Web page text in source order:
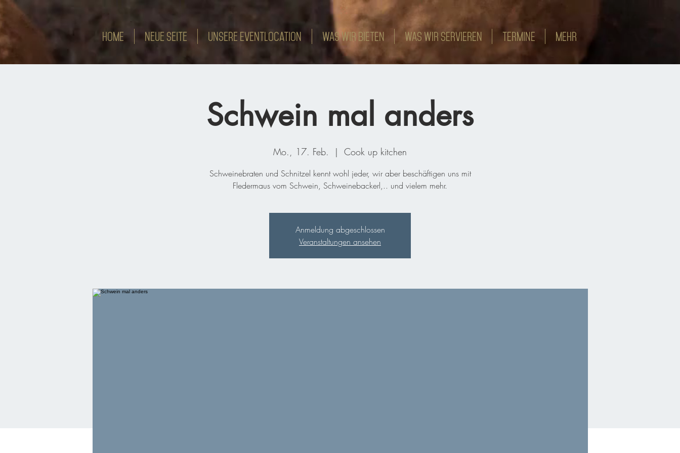
HOME Neue Seite Unsere Eventlocation WAS WIR BIETEN WAS WIR SERVIEREN TERMINE MEHR
Schwein mal anders
Mo., 17. Feb.
  |
Cook up kitchen
Schweinebraten und Schnitzel kennt wohl jeder, wir aber beschäftigen uns mit
Fledermaus vom Schwein, Schweinebackerl,.. und vielem mehr.
Anmeldung abgeschlossen
Veranstaltungen ansehen